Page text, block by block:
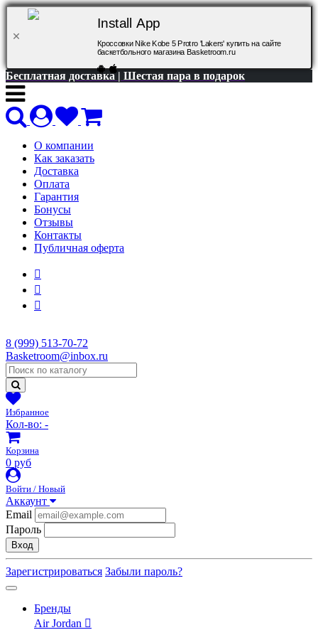
Install App
Кроссовки Nike Kobe 5 Protro 'Lakers' купить на сайте
баскетбольного магазина Basketroom.ru
Бесплатная доставка | Шестая пара в подарок
О компании
Как заказать
Доставка
Оплата
Гарантия
Бонусы
Отзывы
Контакты
Публичная оферта
8 (999) 513-70-72
Basketroom@inbox.ru
Избранное
Кол-во: -
Корзина
0 руб
Войти / Новый
Аккаунт
Email
Пароль
Вход
Зарегистрироваться Забыли пароль?
Бренды
Air Jordan